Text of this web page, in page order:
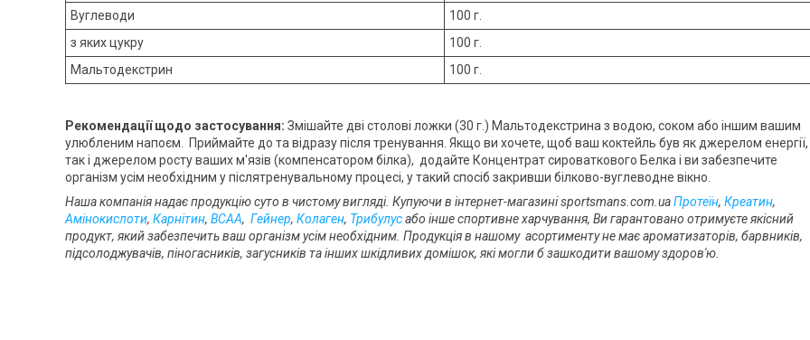
Вуглеводи
100 г.
з яких цукру
100 г.
Мальтодекстрин
100 г.
Рекомендації щодо застосування: Змішайте дві столові ложки (30 г.) Мальтодекстрина з водою, соком або іншим вашим
улюбленим напоєм. Приймайте до та відразу після тренування. Якщо ви хочете, щоб ваш коктейль був як джерелом енергії,
так і джерелом росту ваших м'язів (компенсатором білка), додайте Концентрат сироваткового Белка і ви забезпечите
організм усім необхідним у післятренувальному процесі, у такий спосіб закривши білково-вуглеводне вікно.
Наша компанія надає продукцію суто в чистому вигляді. Купуючи в інтернет-магазині sportsmans.com.uaПротеїн, Креатин,
Амінокислоти, Карнітин, BCAA, Гейнер, Колаген, Трибулусабо інше спортивне харчування, Ви гарантовано отримуєте якісний
продукт, який забезпечить ваш організм усім необхідним. Продукція в нашому асортименту не має ароматизаторів, барвників,
підсолоджувачів, піногасників, загусників та інших шкідливих домішок, які могли б зашкодити вашому здоров'ю.